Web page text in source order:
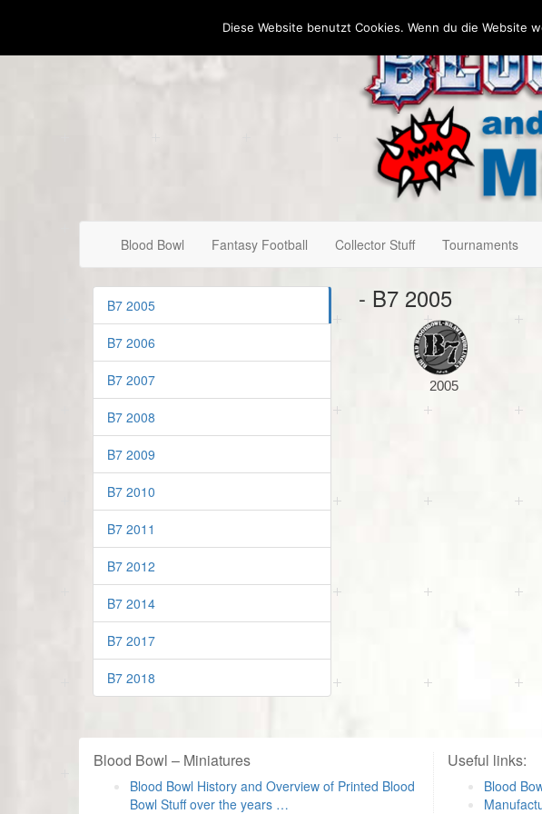
Blood Bowl Fantasy Football Collector Stuff Tournaments
B7 2005
B7 2006
B7 2007
B7 2008
B7 2009
B7 2010
B7 2011
B7 2012
B7 2014
B7 2017
B7 2018
- B7 2005
2005
Blood Bowl – Miniatures
Blood Bowl History and Overview of Printed Blood
Bowl Stuff over the years …
Useful links:
Blood
Diese Website benutzt Cookies. Wenn du die Website